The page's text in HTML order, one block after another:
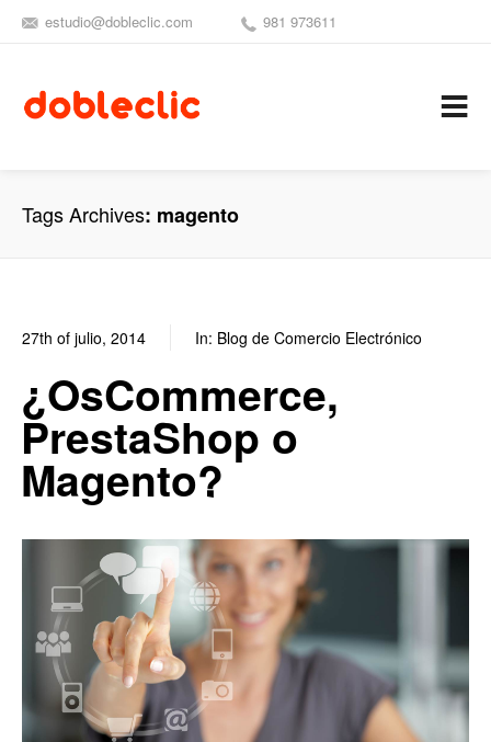
estudio@dobleclic.com 981 973611
Tags Archives magento
27th of julio, 2014 In: Blog de Comercio Electrónico
¿OsCommerce,
PrestaShop o
Magento?